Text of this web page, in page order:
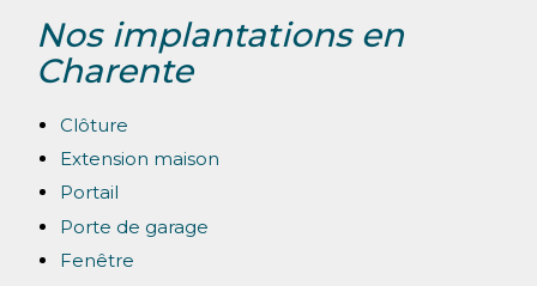
Nos implantations en
Charente
Clôture
Extension maison
Portail
Porte de garage
Fenêtre